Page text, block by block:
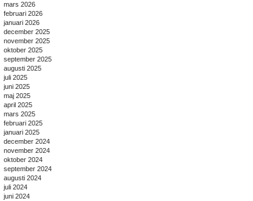
mars 2026
februari 2026
januari 2026
december 2025
november 2025
oktober 2025
september 2025
augusti 2025
juli 2025
juni 2025
maj 2025
april 2025
mars 2025
februari 2025
januari 2025
december 2024
november 2024
oktober 2024
september 2024
augusti 2024
juli 2024
juni 2024